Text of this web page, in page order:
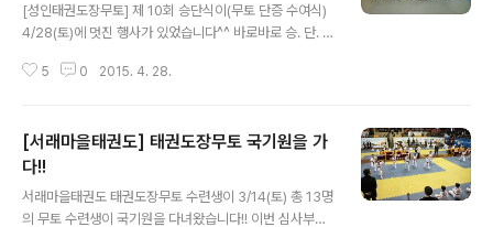
[성인태권도장무토] 제 10회 승단식이(무토 단증 수여식)
4/28(토)에 멋진 행사가 있었습니다^^ 바로바로 승. 단. 식
하여 가족과 선, 후배들에게 수련 모습을 보여주고, 새로운
가 시작합니다~~~ ▲ 역시 멋진 발차기 ▲ 한 동작 한 동
작 아주 신중하게 하네요 ▲ 호신술도 가볍게 헛! ▲ 1품
정도 되면 다 이 정도는 하잖아요. 그쵸??^^ ▲ 2품이 되는
양성훈 수련생의 시연 ▲ 선배들은 '암바'기술이 마지막 동
5 0 2015. 4. 28.
[서래마을태권도] 태권도장무토 국기원을 가
다!!
서래마을태권도 태권도장무토 수련생이 3/14(토) 총 13명
의 무토 수련생이 국기원을 다녀왔습니다!! 이번 심사부터